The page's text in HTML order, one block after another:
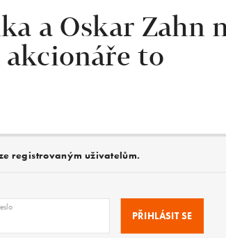
a Oskar Zahn
to
registrovaným uživatelům.